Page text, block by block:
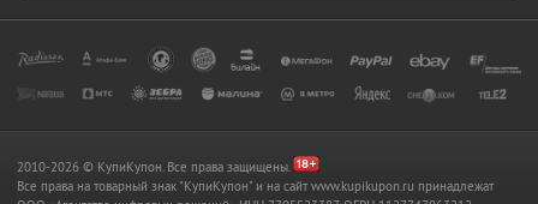
2010-2026 © КупиКупон. Все права защищены.
Все права на товарный знак "КупиКупон" и на сайт www.kupikupon.ru принадлежат